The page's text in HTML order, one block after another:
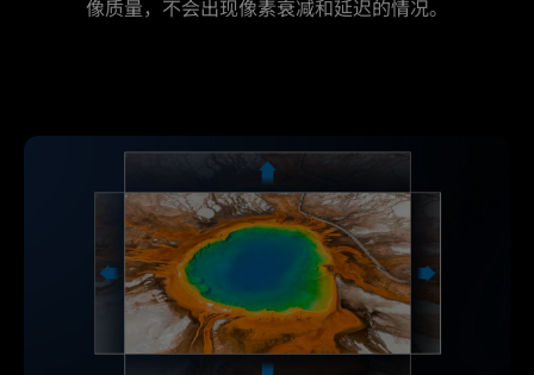
像质量，不会出现像素衰减和延迟的情况。